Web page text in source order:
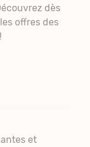
dès
offres des
et